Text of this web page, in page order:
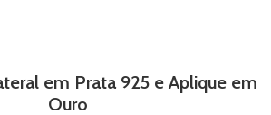
em Prata 925 e Aplique em
Ouro